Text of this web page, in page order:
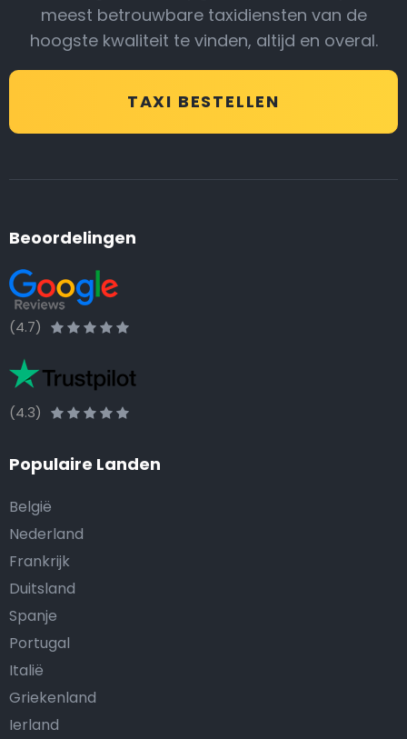
meest betrouwbare taxidiensten van de
hoogste kwaliteit te vinden, altijd en overal.
TAXI BESTELLEN
Beoordelingen
(4.7)
(4.3)
Populaire Landen
België
Nederland
Frankrijk
Duitsland
Spanje
Portugal
Italië
Griekenland
Ierland